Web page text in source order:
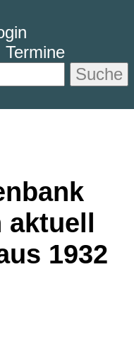
Termine
Suche
aktuell
1932